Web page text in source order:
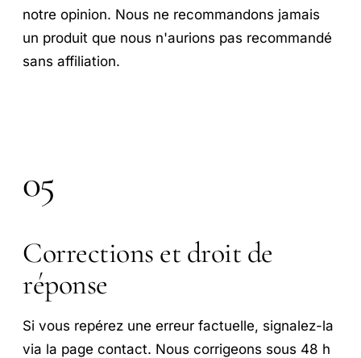
notre opinion. Nous ne recommandons jamais
un produit que nous n'aurions pas recommandé
sans affiliation.
05
Corrections et droit de
réponse
Si vous repérez une erreur factuelle, signalez-la
via la page contact. Nous corrigeons sous 48 h